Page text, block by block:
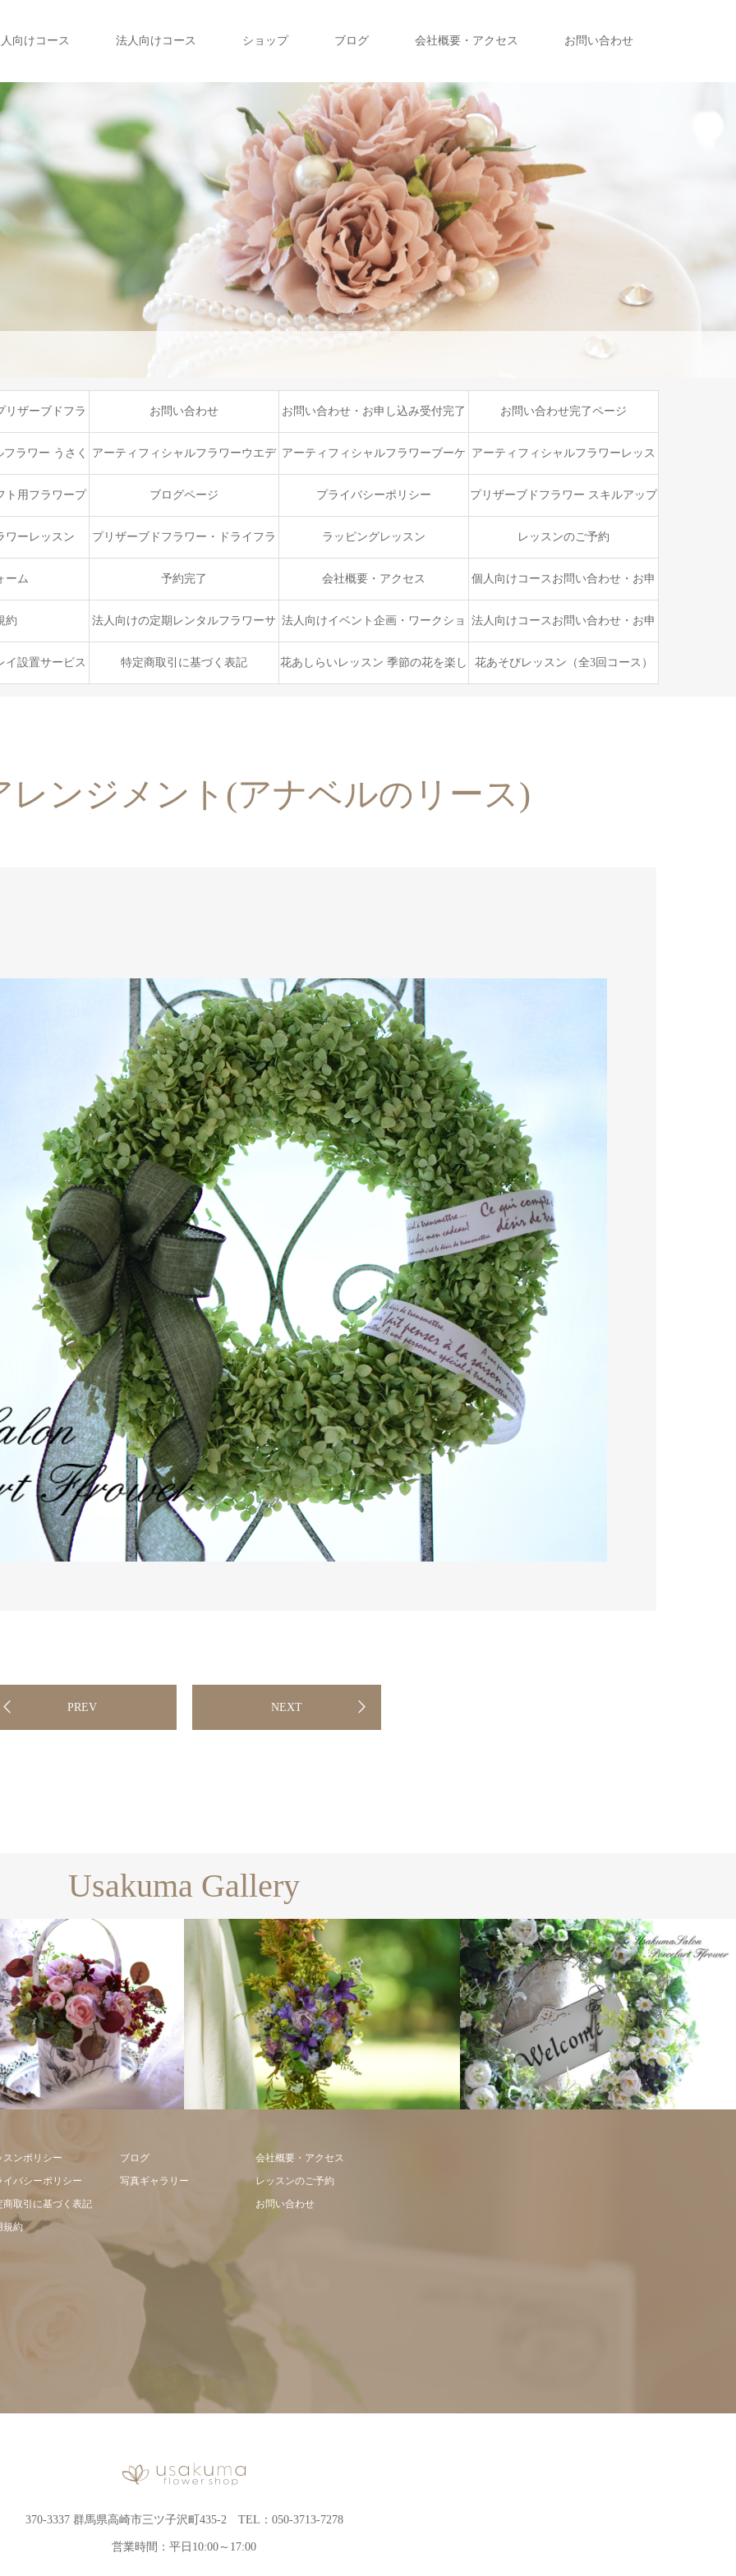
向けコース 法人向けコース ショップ ブログ 会社概要・アクセス お問い合わせ
リザーブドフラ
ス
お問い合わせ お問い合わせ・お申し込み受付完了
ページ
お問い合わせ完了ページ
ラワー うさく
コース（ベーシ
アーティフィシャルフラワーウエデ
ィングブーケプロフェッショナルコ
ース
アーティフィシャルフラワーブーケ
スキルアップレッスン
アーティフィシャルフラワーレッス
ン
ト用フラワープ ブログページ プライバシーポリシー プリザーブドフラワー スキルアップ
ブーケレッスン
ワーレッスン プリザーブドフラワー・ドライフラ
ワー ハンドメイドコース
ラッピングレッスン レッスンのご予約
ーム 予約完了 会社概要・アクセス 個人向けコースお問い合わせ・お申
し込みフォーム
約 法人向けの定期レンタルフラワーサ
ービス
法人向けイベント企画・ワークショ
ップ・出張レッスン
法人向けコースお問い合わせ・お申
し込みフォーム
イ設置サービス 特定商取引に基づく表記 花あしらいレッスン 季節の花を楽し 花あそびレッスン（全3回コース）
レンジメント(アナベルのリース)
PREV NEXT
Usakuma Gallery
フラワーアレンジメント
フラワーアレンジメント
スンポリシー
イバシーポリシー
商取引に基づく表記
規約
ブログ
写真ギャラリー
会社概要・アクセス
レッスンのご予約
お問い合わせ
370-3337 群馬県高崎市三ツ子沢町435-2 TEL：050-3713-7278
営業時間：平日10:00～17:00